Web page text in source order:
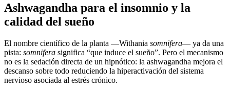
Ashwagandha para el insomnio y la
calidad del sueño
El nombre científico de la planta —Withania somnifera— ya da una
pista: somnifera significa “que induce el sueño”. Pero el mecanismo
no es la sedación directa de un hipnótico: la ashwagandha mejora el
descanso sobre todo reduciendo la hiperactivación del sistema
nervioso asociada al estrés crónico.